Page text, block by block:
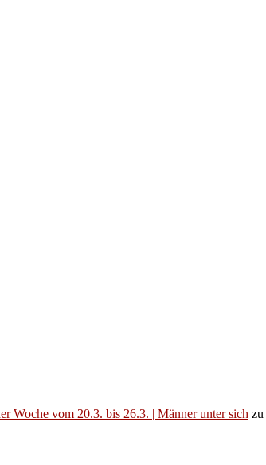
Woche vom 20.3. bis 26.3. | Männer unter sich zu